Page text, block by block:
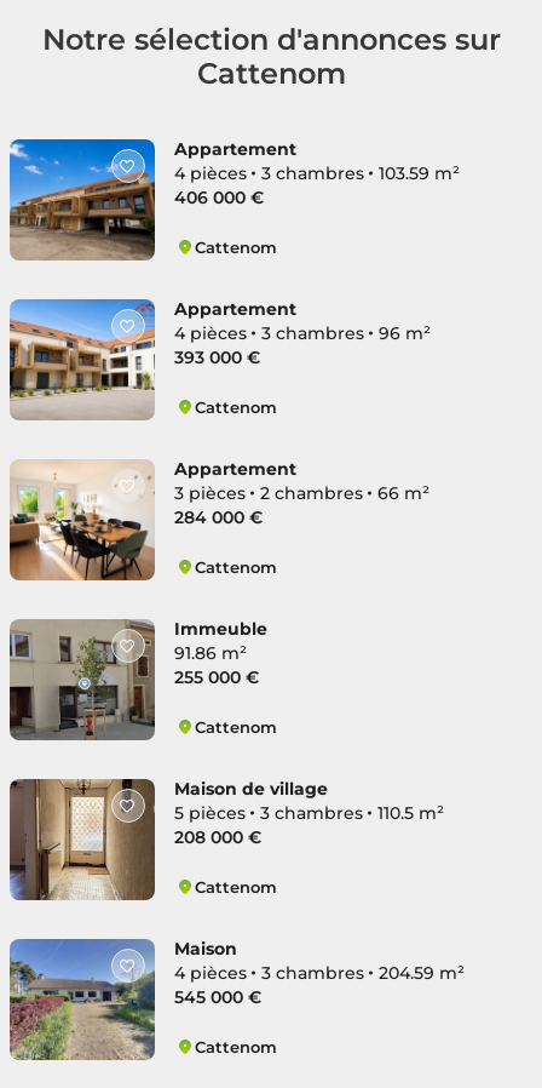
Notre sélection d'annonces sur
Cattenom
Appartement
4 pièces
3 chambres
103.59 m²
406 000 €
Cattenom
Appartement
4 pièces
3 chambres
96 m²
393 000 €
Cattenom
Appartement
3 pièces
2 chambres
66 m²
284 000 €
Cattenom
Immeuble
91.86 m²
255 000 €
Cattenom
Maison de village
5 pièces
3 chambres
110.5 m²
208 000 €
Cattenom
Maison
4 pièces
3 chambres
204.59 m²
545 000 €
Cattenom